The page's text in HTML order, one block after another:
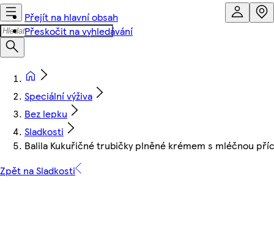
Přejít na hlavní obsah
Přeskočit na vyhledávání
Speciální výživa
Bez lepku
Sladkosti
Balila Kukuřičné trubičky plněné krémem s mléčnou
Zpět na Sladkosti